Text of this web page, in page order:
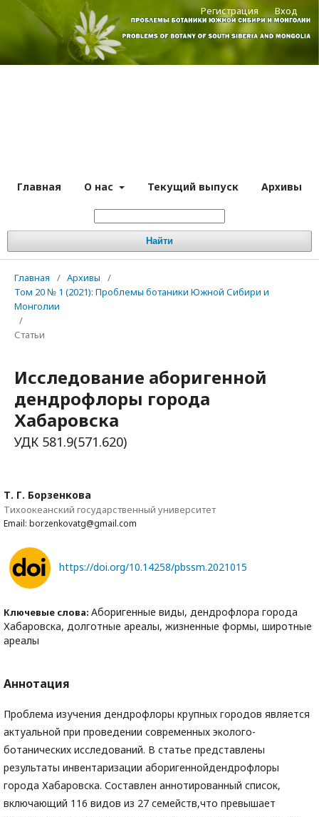
Главная О нас Текущий выпуск Архивы
Найти
Регистрация Вход
Главная / Архивы
/
Том 20 № 1 (2021): Проблемы ботаники Южной Сибири и
Монголии
/
Статьи
Исследование аборигенной
дендрофлоры города
Хабаровска
УДК 581.9(571.620)
Т. Г. Борзенкова
Тихоокеанский государственный университет
Email: borzenkovatg@gmail.com
https://doi.org/10.14258/pbssm.2021015
Ключевые слова: Аборигенные виды, дендрофлора города
Хабаровска, долготные ареалы, жизненные формы, широтные
ареалы
Аннотация
Проблема изучения дендрофлоры крупных городов является
актуальной при проведении современных эколого-
ботанических исследований. В статье представлены
результаты инвентаризации аборигеннойдендрофлоры
города Хабаровска. Составлен аннотированный список,
включающий 116 видов из 27 семейств,что превышает